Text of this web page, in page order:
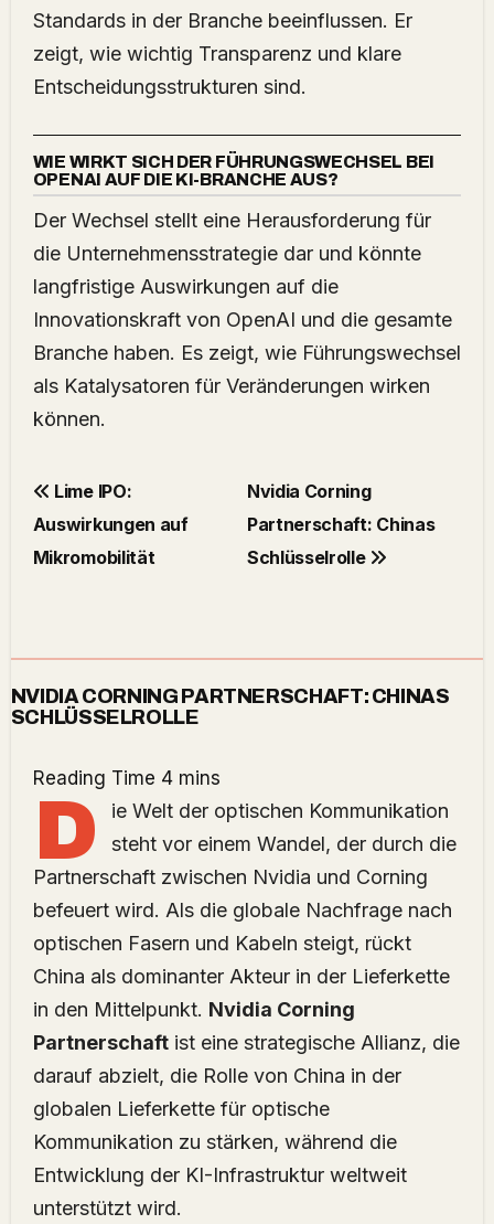
Standards in der Branche beeinflussen. Er
zeigt, wie wichtig Transparenz und klare
Entscheidungsstrukturen sind.
WIE WIRKT SICH DER FÜHRUNGSWECHSEL BEI
OPENAI AUF DIE KI-BRANCHE AUS?
Der Wechsel stellt eine Herausforderung für
die Unternehmensstrategie dar und könnte
langfristige Auswirkungen auf die
Innovationskraft von OpenAI und die gesamte
Branche haben. Es zeigt, wie Führungswechsel
als Katalysatoren für Veränderungen wirken
können.
Lime IPO:
Auswirkungen auf
Mikromobilität
Nvidia Corning
Partnerschaft: Chinas
Schlüsselrolle
NVIDIA CORNING PARTNERSCHAFT: CHINAS
SCHLÜSSELROLLE
D
ie Welt der optischen Kommunikation
steht vor einem Wandel, der durch die
Partnerschaft zwischen Nvidia und Corning
befeuert wird. Als die globale Nachfrage nach
optischen Fasern und Kabeln steigt, rückt
China als dominanter Akteur in der Lieferkette
in den Mittelpunkt. Nvidia Corning
Partnerschaftist eine strategische Allianz, die
darauf abzielt, die Rolle von China in der
globalen Lieferkette für optische
Kommunikation zu stärken, während die
Entwicklung der KI-Infrastruktur weltweit
unterstützt wird.